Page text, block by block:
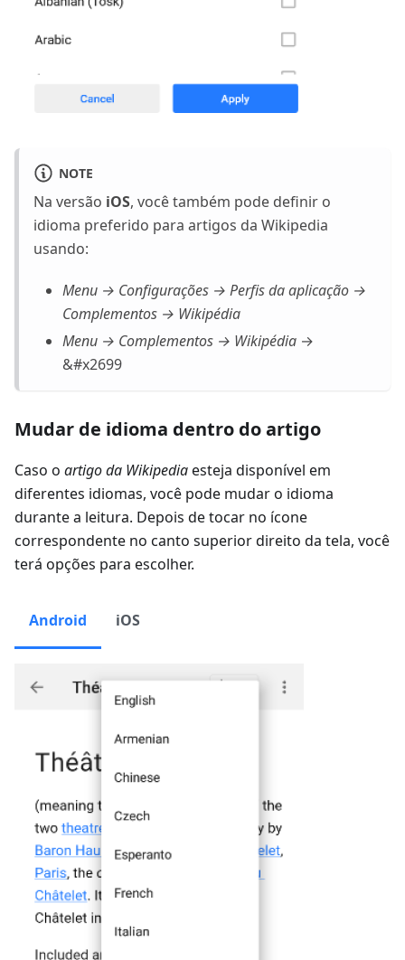
NOTE
Na versão iOS, você também pode definir o
idioma preferido para artigos da Wikipedia
usando:
Menu → Configurações → Perfis da aplicação →
Complementos → Wikipédia
Menu → Complementos → Wikipédia →
&#x2699
Mudar de idioma dentro do artigo
Caso o artigo da Wikipediaesteja disponível em
diferentes idiomas, você pode mudar o idioma
durante a leitura. Depois de tocar no ícone
correspondente no canto superior direito da tela, você
terá opções para escolher.
Android iOS